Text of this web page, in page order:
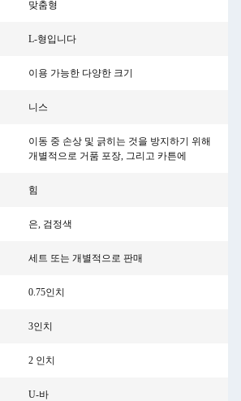
맞춤형
L-형입니다
이용 가능한 다양한 크기
니스
이동 중 손상 및 긁히는 것을 방지하기 위해
개별적으로 거품 포장, 그리고 카튼에
힘
은, 검정색
세트 또는 개별적으로 판매
0.75인치
3인치
2 인치
U-바